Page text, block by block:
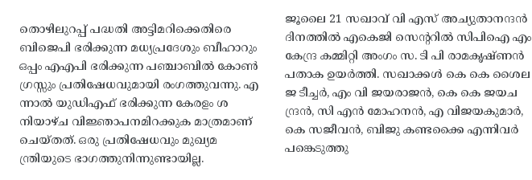
തൊഴിലുറപ്പ് പദ്ധതി അട്ടിമറിക്കെതിരെ
ബിജെപി ഭരിക്കുന്ന മധ്യപ്രദേശും ബീഹാറും
ഒപ്പം എഎപി ഭരിക്കുന്ന പഞ്ചാബിൽ കോൺ
ഗ്രസ്സും പ്രതിഷേധവുമായി രംഗത്തുവന്നു. എ
ന്നാൽ യുഡിഎഫ് ഭരിക്കുന്ന കേരളം ശ
നിയാഴ്ച വിജ്ഞാപനമിറക്കുക മാത്രമാണ്
ചെയ്തത്. ഒരു പ്രതിഷേധവും മുഖ്യമ
ന്ത്രിയുടെ ഭാഗത്തുനിന്നുണ്ടായില്ല.
ജൂലൈ 21 സഖാവ് വി എസ് അച്യുതാനന്ദൻ
ദിനത്തിൽ എകെജി സെന്ററിൽ സിപിഐ എം
കേന്ദ്ര കമ്മിറ്റി അംഗം സ. ടി പി രാമകൃഷ്‌ണൻ
പതാക ഉയർത്തി. സഖാക്കൾ കെ കെ ശൈല
ജ ടീച്ചർ, എം വി ജയരാജൻ, കെ കെ ജയച
ന്ദ്രൻ, സി എൻ മോഹനൻ, എ വിജയകുമാർ,
കെ സജീവൻ, ബിജു കണ്ടക്കൈ എന്നിവർ
പങ്കെടുത്തു